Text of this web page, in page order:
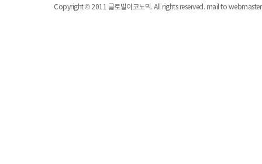
Copyright © 2011 글로벌이코노믹. All rights reserved. mail to